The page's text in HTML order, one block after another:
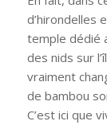
d’hirondelles
temple dédié
des nids sur
vraiment
de bambou
C’est ici que